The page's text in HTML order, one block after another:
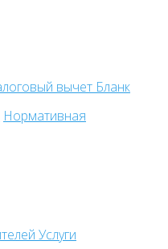
вычет Бланк
Нормативная
Услуги